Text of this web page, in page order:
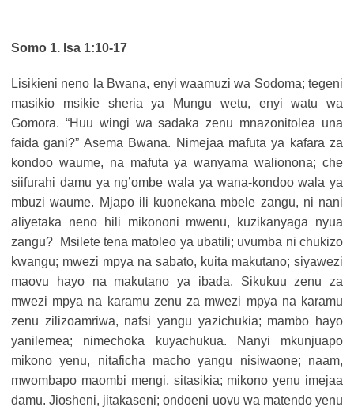
Somo 1. Isa 1:10-17
Lisikieni neno la Bwana, enyi waamuzi wa Sodoma; tegeni
masikio msikie sheria ya Mungu wetu, enyi watu wa
Gomora. “Huu wingi wa sadaka zenu mnazonitolea una
faida gani?” Asema Bwana. Nimejaa mafuta ya kafara za
kondoo waume, na mafuta ya wanyama walionona; che
siifurahi damu ya ng’ombe wala ya wana-kondoo wala ya
mbuzi waume. Mjapo ili kuonekana mbele zangu, ni nani
aliyetaka neno hili mikononi mwenu, kuzikanyaga nyua
zangu? Msilete tena matoleo ya ubatili; uvumba ni chukizo
kwangu; mwezi mpya na sabato, kuita makutano; siyawezi
maovu hayo na makutano ya ibada. Sikukuu zenu za
mwezi mpya na karamu zenu za mwezi mpya na karamu
zenu zilizoamriwa, nafsi yangu yazichukia; mambo hayo
yanilemea; nimechoka kuyachukua. Nanyi mkunjuapo
mikono yenu, nitaficha macho yangu nisiwaone; naam,
mwombapo maombi mengi, sitasikia; mikono yenu imejaa
damu. Jiosheni, jitakaseni; ondoeni uovu wa matendo yenu